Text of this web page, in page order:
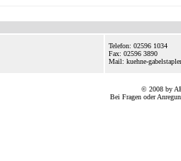
Telefon: 02596 1034
Fax: 02596 3890
Mail: kuehne-
© 2008 by
Bei Fragen oder